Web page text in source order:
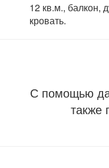
12 кв.м., балкон,
кровать.
С помощью
также